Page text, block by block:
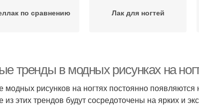
по сравнению Лак для ногтей
тренды в модных рисунках на
модных рисунков на ногтях постоянно
из этих трендов будут сосредоточены на ярких и